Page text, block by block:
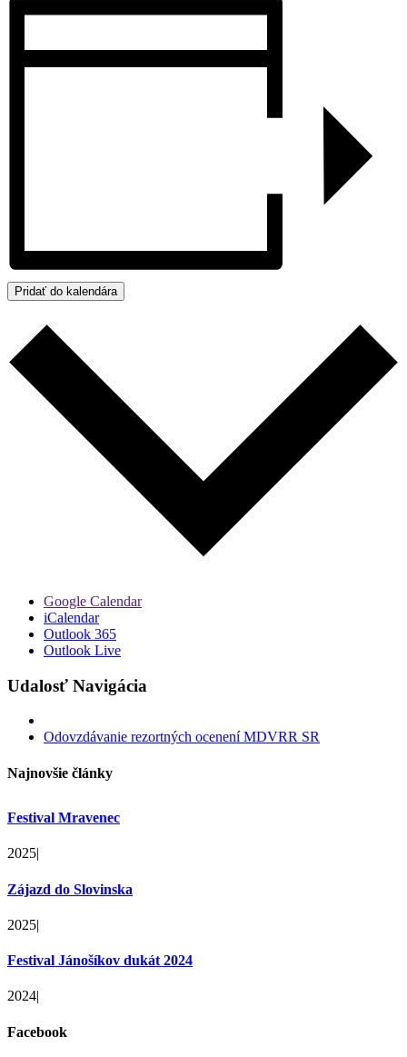
Pridať do kalendára
Google Calendar
iCalendar
Outlook 365
Outlook Live
Udalosť Navigácia
Odovzdávanie rezortných ocenení MDVRR SR
Najnovšie články
Festival Mravenec
2025|
Zájazd do Slovinska
2025|
Festival Jánošíkov dukát 2024
2024|
Facebook